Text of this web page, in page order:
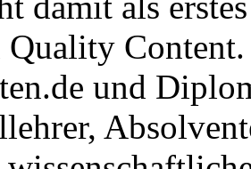
Quality
und